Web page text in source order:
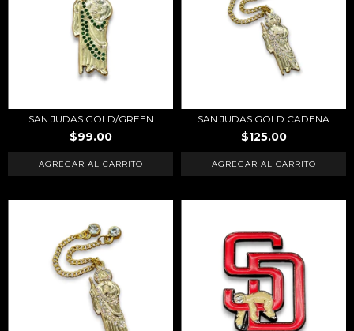
SAN JUDAS GOLD/GREEN
$99.00
SAN JUDAS GOLD CADENA
$125.00